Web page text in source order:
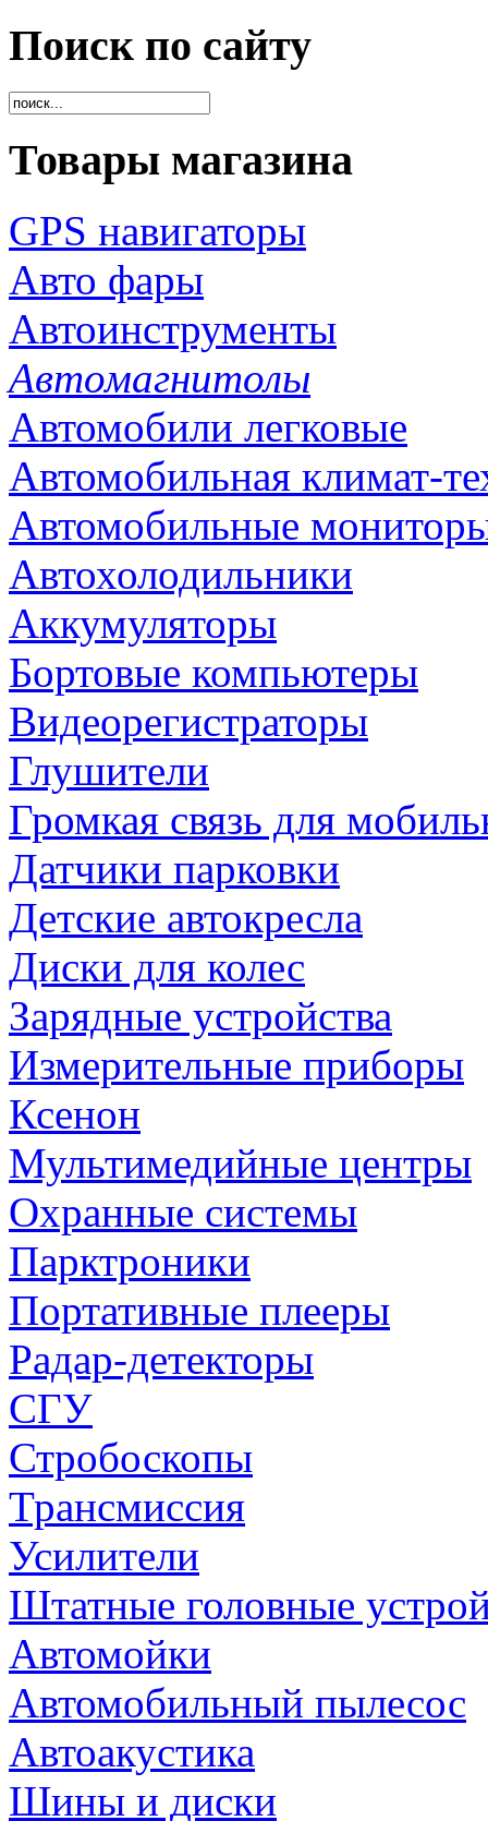
Поиск по сайту
Товары магазина
GPS навигаторы
Авто фары
Автоинструменты
Автомагнитолы
Автомобили легковые
Автомобильная климат-
Автомобильные
Автохолодильники
Аккумуляторы
Бортовые компьютеры
Видеорегистраторы
Глушители
Громкая связь для
Датчики парковки
Детские автокресла
Диски для колес
Зарядные устройства
Измерительные приборы
Ксенон
Мультимедийные центры
Охранные системы
Парктроники
Портативные плееры
Радар-детекторы
СГУ
Стробоскопы
Трансмиссия
Усилители
Штатные головные
Автомойки
Автомобильный пылесос
Автоакустика
Шины и диски